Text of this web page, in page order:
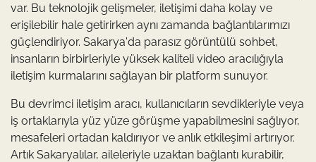
var. Bu teknolojik gelişmeler, iletişimi daha kolay ve
erişilebilir hale getirirken aynı zamanda bağlantılarımızı
güçlendiriyor. Sakarya'da parasız görüntülü sohbet,
insanların birbirleriyle yüksek kaliteli video aracılığıyla
iletişim kurmalarını sağlayan bir platform sunuyor.
Bu devrimci iletişim aracı, kullanıcıların sevdikleriyle veya
iş ortaklarıyla yüz yüze görüşme yapabilmesini sağlıyor,
mesafeleri ortadan kaldırıyor ve anlık etkileşimi artırıyor.
Artık Sakaryalılar, aileleriyle uzaktan bağlantı kurabilir,